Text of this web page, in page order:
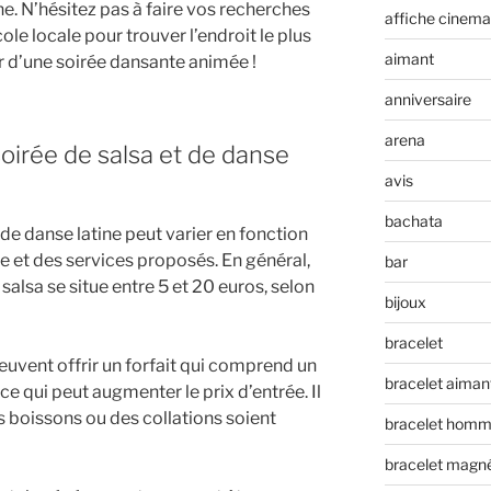
N’hésitez pas à faire vos recherches
locale pour trouver l’endroit le plus
soirée dansante animée !
de salsa et de danse
danse latine peut varier en fonction
et des services proposés. En général,
se situe entre 5 et 20 euros, selon
offrir un forfait qui comprend un
qui peut augmenter le prix d’entrée. Il
boissons ou des collations soient
affiche cinema
aimant
anniversaire
arena
avis
bachata
bar
bijoux
bracelet
bracelet
bracelet
bracelet